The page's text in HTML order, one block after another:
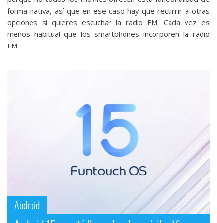
forma nativa, así que en ese caso hay que recurrir a otras
opciones si quieres escuchar la radio FM. Cada vez es
menos habitual que los smartphones incorporen la radio
FM...
Android